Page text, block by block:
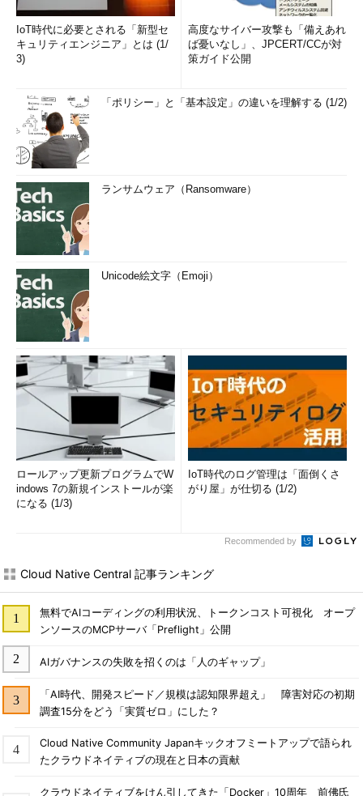
IoT時代に必要とされる「新型セ
キュリティエンジニア」とは (1/
3)
高度なサイバー攻撃も「備えあれ
ば憂いなし」、JPCERT/CCが対
策ガイド公開
「ポリシー」と「基本設定」の違いを理解する (1/2)
ランサムウェア（Ransomware）
Unicode絵文字（Emoji）
ロールアップ更新プログラムでW
indows 7の新規インストールが楽
になる (1/3)
IoT時代のログ管理は「面倒くさ
がり屋」が仕切る (1/2)
Recommended by
Cloud Native Central 記事ランキング
無料でAIコーディングの利用状況、トークンコスト可視化 オープ
ンソースのMCPサーバ「Preflight」公開
AIガバナンスの失敗を招くのは「人のギャップ」
「AI時代、開発スピード／規模は認知限界超え」 障害対応の初期
調査15分をどう「実質ゼロ」にした？
Cloud Native Community Japanキックオフミートアップで語られ
たクラウドネイティブの現在と日本の貢献
クラウドネイティブをけん引してきた「Docker」10周年 前佛氏